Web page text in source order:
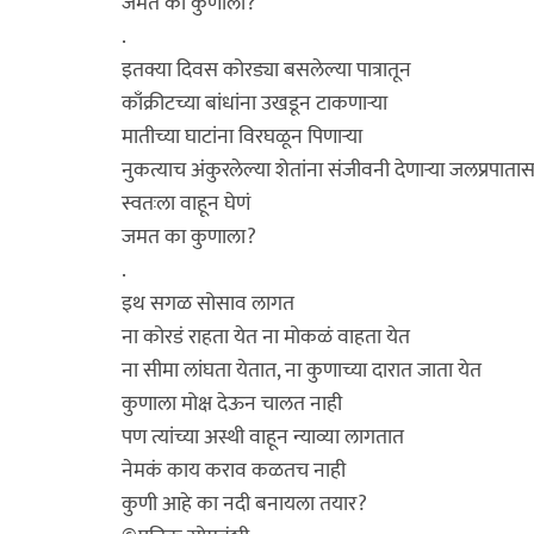
.
इतक्या दिवस कोरड्या बसलेल्या पात्रातून
काँक्रीटच्या बांधांना उखडून टाकणाऱ्या
मातीच्या घाटांना विरघळून पिणाऱ्या
नुकत्याच अंकुरलेल्या शेतांना संजीवनी देणाऱ्या
स्वतःला वाहून घेणं
जमत का कुणाला?
.
इथ सगळ सोसाव लागत
ना कोरडं राहता येत ना मोकळं वाहता येत
ना सीमा लांघता येतात, ना कुणाच्या दारात जाता येत
कुणाला मोक्ष देऊन चालत नाही
पण त्यांच्या अस्थी वाहून न्याव्या लागतात
नेमकं काय कराव कळतच नाही
कुणी आहे का नदी बनायला तयार?